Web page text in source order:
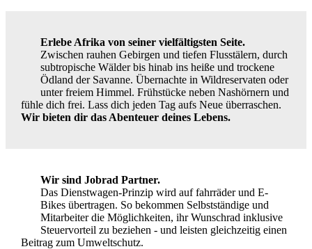
Erlebe Afrika von seiner vielfältigsten Seite.
Zwischen rauhen Gebirgen und tiefen Flusstälern, durch
subtropische Wälder bis hinab ins heiße und trockene
Ödland der Savanne. Übernachte in Wildreservaten oder
unter freiem Himmel. Frühstücke neben Nashörnern und
fühle dich frei. Lass dich jeden Tag aufs Neue überraschen.
Wir bieten dir das Abenteuer deines Lebens.
Wir sind Jobrad Partner.
Das Dienstwagen-Prinzip wird auf fahrräder und E-
Bikes übertragen. So bekommen Selbstständige und
Mitarbeiter die Möglichkeiten, ihr Wunschrad inklusive
Steuervorteil zu beziehen - und leisten gleichzeitig einen
Beitrag zum Umweltschutz.